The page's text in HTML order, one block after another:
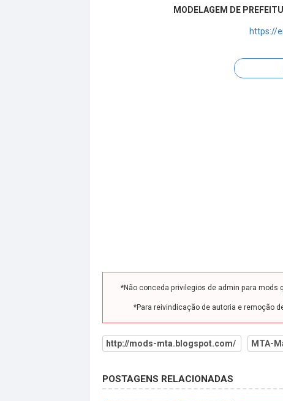
MODELAGEM DE
https://
*Não conceda privilegios de admin para
*Para reivindicação de autoria e remoção
http://mods-mta.blogspot.com/ MTA-
POSTAGENS RELACIONADAS